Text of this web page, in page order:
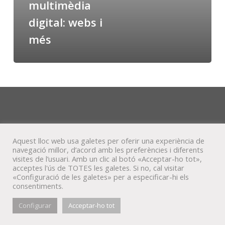
multimèdia
digital: webs i
més
© Veta Visual, 2022
blueskybehancemixcloud
Aquest lloc web usa galetes per oferir una experiència de
navegació millor, d’acord amb les preferències i diferents
visites de l’usuari. Amb un clic al botó «Acceptar-ho tot»,
acceptes l'ús de TOTES les galetes. Si no, cal visitar
«Configuració de les galetes» per a especificar-hi els
consentiments.
Configurar Acceptar-ho tot